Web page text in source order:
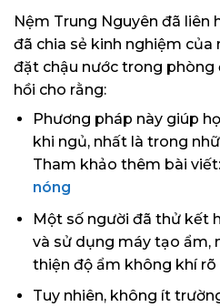
Nệm Trung Nguyên đã liên
đã chia sẻ kinh nghiệm
đặt chậu nước trong phòng
hồi cho rằng:
Phương pháp này giúp
khi ngủ, nhất là trong
Tham khảo thêm bài viết:
nóng
Một số người đã thử kết
và sử dụng máy tạo ẩm,
thiện độ ẩm không khí rõ
Tuy nhiên, không ít